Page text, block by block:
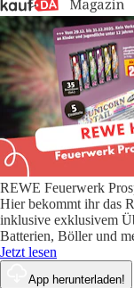
REWE Feuerwerk
Hier bekommt ihr das
inklusive exklusivem
Batterien, Böller und
Jetzt lesen
App herunterladen!